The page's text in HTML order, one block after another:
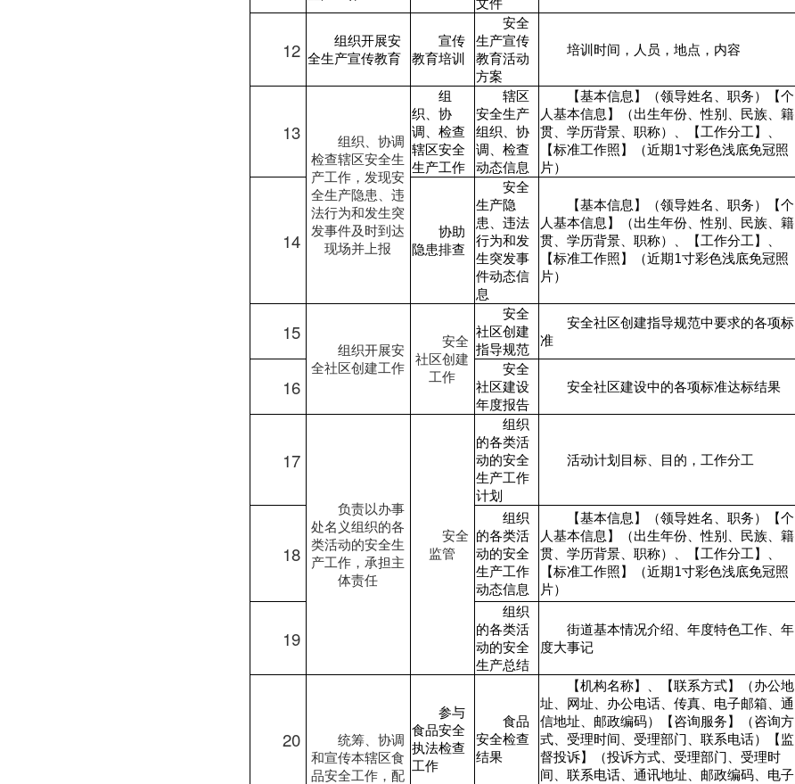
文件
12
组织开展安
全生产宣传教育
宣传
教育培训
安全
生产宣传
教育活动
方案
培训时间，人员，地点，内容
13
组织、协调
检查辖区安全生
产工作，发现安
全生产隐患、违
法行为和发生突
发事件及时到达
现场并上报
组
织、协
调、检查
辖区安全
生产工作
辖区
安全生产
组织、协
调、检查
动态信息
【基本信息】（领导姓名、职务）【个
人基本信息】（出生年份、性别、民族、籍
贯、学历背景、职称）、【工作分工】、
【标准工作照】（近期1寸彩色浅底免冠照
片）
14
协助
隐患排查
安全
生产隐
患、违法
行为和发
生突发事
件动态信
息
【基本信息】（领导姓名、职务）【个
人基本信息】（出生年份、性别、民族、籍
贯、学历背景、职称）、【工作分工】、
【标准工作照】（近期1寸彩色浅底免冠照
片）
15
组织开展安
全社区创建工作
安全
社区创建
工作
安全
社区创建
指导规范
安全社区创建指导规范中要求的各项标
准
16
安全
社区建设
年度报告
安全社区建设中的各项标准达标结果
17
负责以办事
处名义组织的各
类活动的安全生
产工作，承担主
体责任
安全
监管
组织
的各类活
动的安全
生产工作
计划
活动计划目标、目的，工作分工
18
组织
的各类活
动的安全
生产工作
动态信息
【基本信息】（领导姓名、职务）【个
人基本信息】（出生年份、性别、民族、籍
贯、学历背景、职称）、【工作分工】、
【标准工作照】（近期1寸彩色浅底免冠照
片）
19
组织
的各类活
动的安全
生产总结
街道基本情况介绍、年度特色工作、年
度大事记
20
统筹、协调
和宣传本辖区食
品安全工作，配
参与
食品安全
执法检查
工作
食品
安全检查
结果
【机构名称】、【联系方式】（办公地
址、网址、办公电话、传真、电子邮箱、通
信地址、邮政编码）【咨询服务】（咨询方
式、受理时间、受理部门、联系电话）【监
督投诉】（投诉方式、受理部门、受理时
间、联系电话、通讯地址、邮政编码、电子